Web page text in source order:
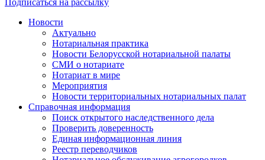
Подписаться на рассылку
Новости
Актуально
Нотариальная практика
Новости Белорусской нотариальной палаты
СМИ о нотариате
Нотариат в мире
Мероприятия
Новости территориальных нотариальных палат
Справочная информация
Поиск открытого наследственного дела
Проверить доверенность
Единая информационная линия
Реестр переводчиков